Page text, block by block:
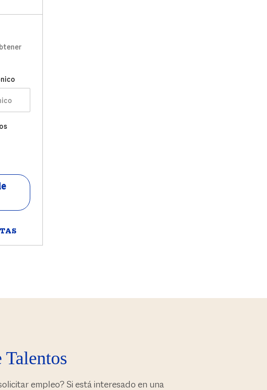
Required
empleo? Si está interesado en una